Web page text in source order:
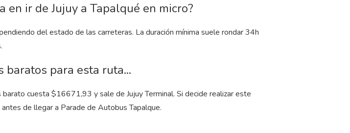
en ir de Jujuy a Tapalqué en micro?
del estado de las carreteras. La duración mínima suele rondar 34h
baratos para esta ruta...
cuesta $16671,93 y sale de Jujuy Terminal. Si decide realizar este
de llegar a Parade de Autobus Tapalque.